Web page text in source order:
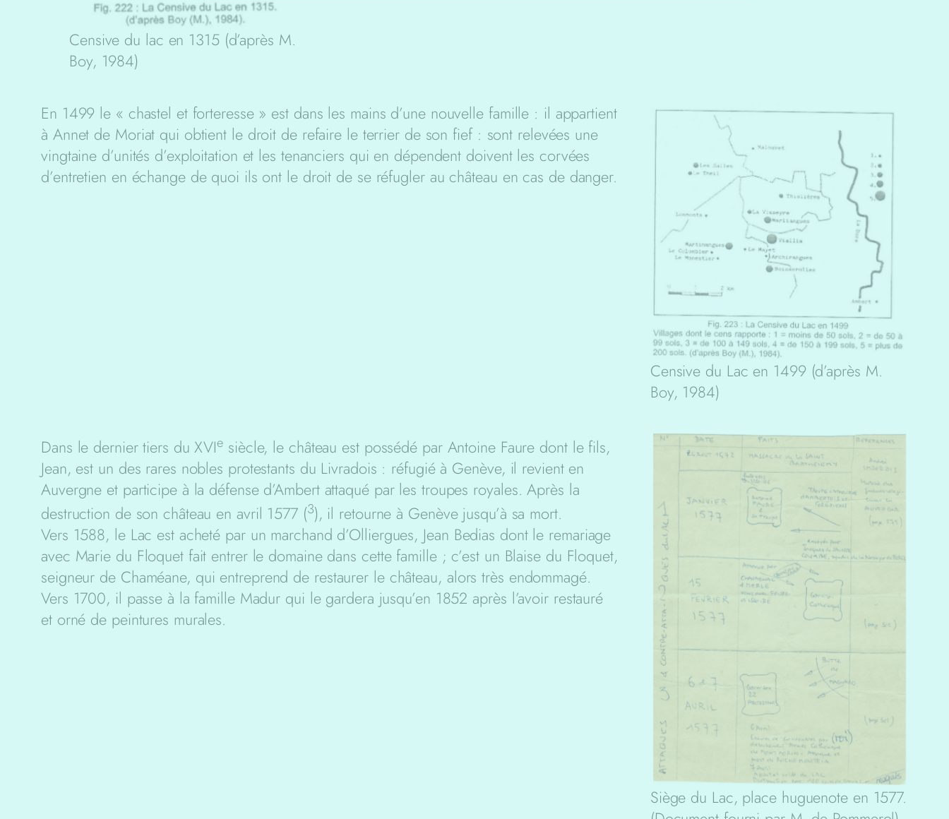
Censive du lac en 1315 (d’après M.
Boy, 1984)
En 1499 le « chastel et forteresse » est dans les mains d’une nouvelle famille : il appartient
à Annet de Moriat qui obtient le droit de refaire le terrier de son fief : sont relevées une
vingtaine d’unités d’exploitation et les tenanciers qui en dépendent doivent les corvées
d’entretien en échange de quoi ils ont le droit de se réfugler au château en cas de danger.
Censive du Lac en 1499 (d’après M.
Boy, 1984)
Dans le dernier tiers du XVIe siècle, le château est possédé par Antoine Faure dont le fils,
Jean, est un des rares nobles protestants du Livradois : réfugié à Genève, il revient en
Auvergne et participe à la défense d’Ambert attaqué par les troupes royales. Après la
destruction de son château en avril 1577 (3), il retourne à Genève jusqu’à sa mort.
Vers 1588, le Lac est acheté par un marchand d’Olliergues, Jean Bedias dont le remariage
avec Marie du Floquet fait entrer le domaine dans cette famille ; c’est un Blaise du Floquet,
seigneur de Chaméane, qui entreprend de restaurer le château, alors très endommagé.
Vers 1700, il passe à la famille Madur qui le gardera jusqu’en 1852 après l’avoir restauré
et orné de peintures murales.
Siège du Lac, place huguenote en 1577.